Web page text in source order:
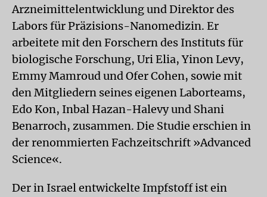
Arzneimittelentwicklung und Direktor des
Labors für Präzisions-Nanomedizin. Er
arbeitete mit den Forschern des Instituts für
biologische Forschung, Uri Elia, Yinon Levy,
Emmy Mamroud und Ofer Cohen, sowie mit
den Mitgliedern seines eigenen Laborteams,
Edo Kon, Inbal Hazan-Halevy und Shani
Benarroch, zusammen. Die Studie erschien in
der renommierten Fachzeitschrift »Advanced
Science«.
Der in Israel entwickelte Impfstoff ist ein